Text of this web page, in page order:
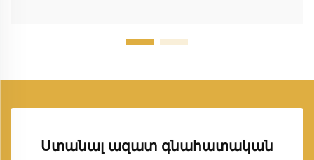
Ստանալ ազատ գնահատական